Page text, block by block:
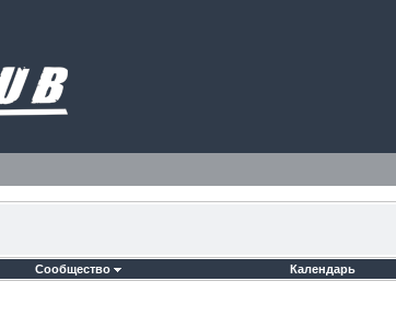
Сообщество Календарь